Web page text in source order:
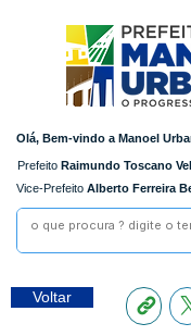
Olá, Bem-vindo a Manoel
Prefeito Raimundo Toscano
Vice-Prefeito Alberto Ferreira
Voltar